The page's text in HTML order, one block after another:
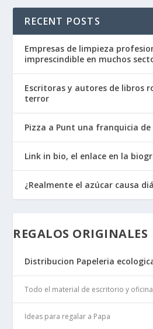
RECENT POSTS
Empresas de limpieza
imprescindible en muchos
Escritoras y autores de libros
terror
Pizza a Punt una franquicia
Link in bio, el enlace en la
¿Realmente el azúcar causa
REGALOS ORIGINALES
Distribucion Papeleria
Todo el material de escritorio y
Ideas para regalar a Papa